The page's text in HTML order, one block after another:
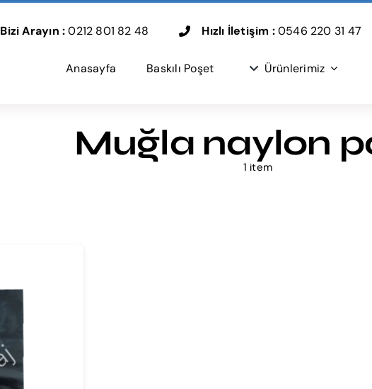
Bizi Arayın :0212 801 82 48 Hızlı İletişim :0546 220 31 47
Anasayfa Baskılı Poşet Ürünlerimiz
Muğla naylon
1 item